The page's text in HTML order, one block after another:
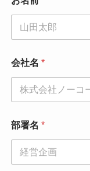
会社名 *
部署名 *